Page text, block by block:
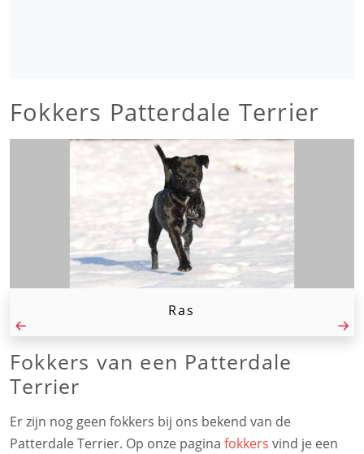
Fokkers Patterdale Terrier
Ras
Fokkers van een Patterdale
Terrier
Er zijn nog geen fokkers bij ons bekend van de
Patterdale Terrier. Op onze pagina fokkers vind je een